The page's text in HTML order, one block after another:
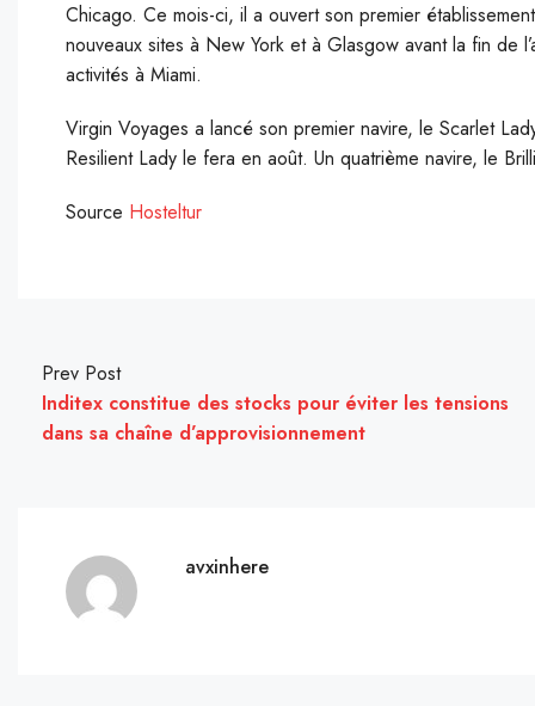
Chicago. Ce mois-ci, il a ouvert son premier
nouveaux sites à New York et à Glasgow avant la fin de
activités à Miami.
Virgin Voyages a lancé son premier navire, le Scarlet
Resilient Lady le fera en août. Un quatrième navire, le
Source Hosteltur
Prev Post
Inditex constitue des stocks pour éviter les tensions
dans sa chaîne d’approvisionnement
avxinhere